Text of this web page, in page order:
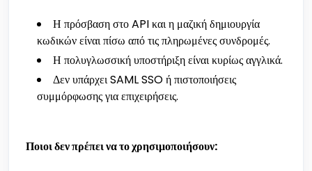
Η πρόσβαση στο API και η μαζική δημιουργία
κωδικών είναι πίσω από τις πληρωμένες συνδρομές.
Η πολυγλωσσική υποστήριξη είναι κυρίως αγγλικά.
Δεν υπάρχει SAML SSO ή πιστοποιήσεις
συμμόρφωσης για επιχειρήσεις.
Ποιοι δεν πρέπει να το χρησιμοποιήσουν: